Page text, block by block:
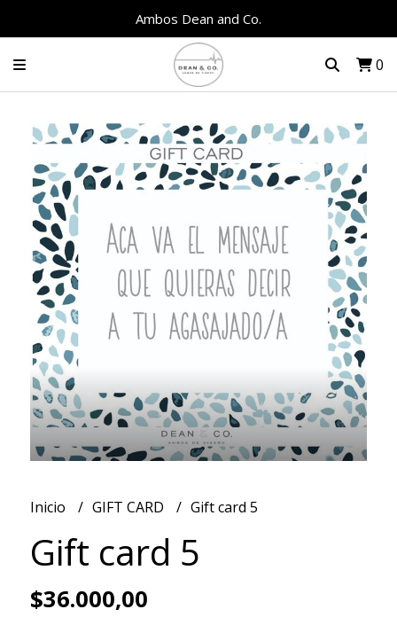
Ambos Dean and Co.
0
Inicio GIFT CARD Gift card 5
Gift card 5
$36.000,00